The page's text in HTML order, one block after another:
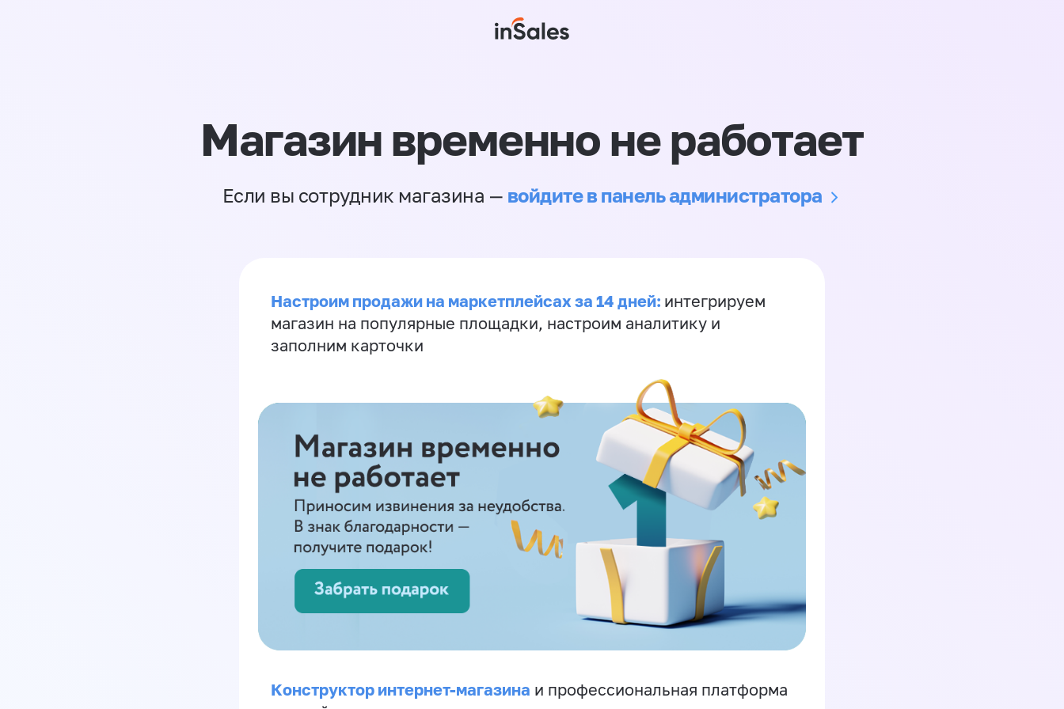
Магазин временно не работает
Если вы сотрудник магазина — войдите в панель администратора
Настроим продажи на маркетплейсах за 14 дней: интегрируем
магазин на популярные площадки, настроим аналитику и
заполним карточки
Конструктор интернет-магазина и профессиональная платформа